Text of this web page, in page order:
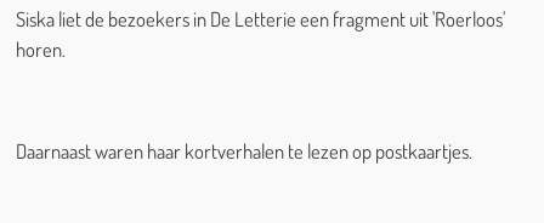
s
Siska liet de bezoekers in De Letterie een fragment uit 'Roerloos'
horen.
Daarnaast waren haar kortverhalen te lezen op postkaartjes.